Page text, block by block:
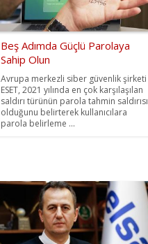
Beş Adımda Güçlü Parolaya
Sahip Olun
Avrupa merkezli siber güvenlik şirketi
ESET, 2021 yılında en çok karşılaşılan
saldırı türünün parola tahmin saldırısı
olduğunu belirterek kullanıcılara
parola belirleme ...